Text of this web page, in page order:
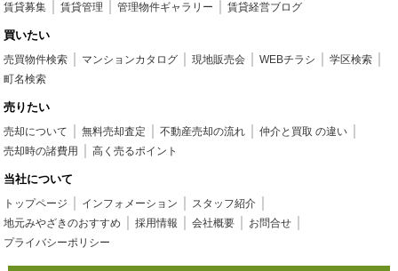
賃貸募集 賃貸管理 管理物件ギャラリー 賃貸経営ブログ
買いたい
売買物件検索 マンションカタログ 現地販売会 WEBチラシ
学区検索
町名検索
売りたい
売却について 無料売却査定 不動産売却の流れ
仲介と買取 の違い
売却時の諸費用
高く売るポイント
当社について
トップページ インフォメーション
スタッフ紹介
地元みやざきのおすすめ
採用情報 会社概要
お問合せ
プライバシーポリシー